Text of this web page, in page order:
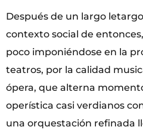
Después de un largo
contexto social de entonces,
poco imponiéndose en la
teatros, por la calidad
ópera, que alterna
operística casi verdianos
una orquestación refinada